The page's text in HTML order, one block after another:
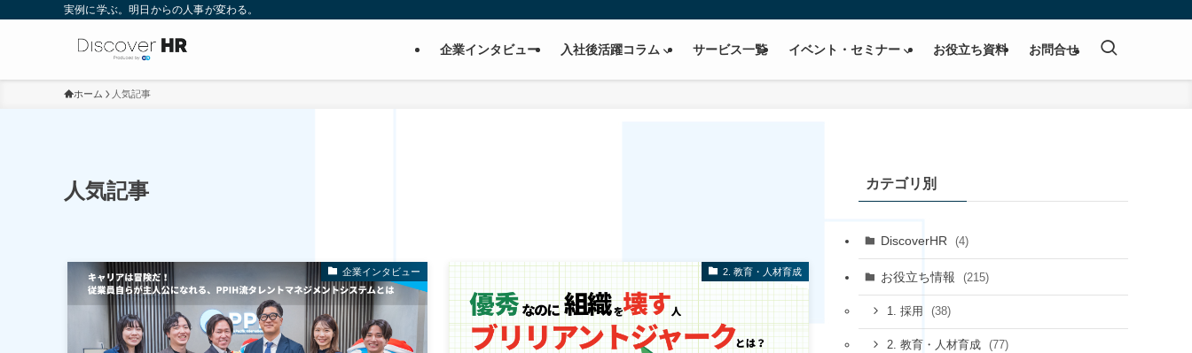
実例に学ぶ。明日からの人事が変わる。
企業インタビュー 入社後活躍コラム サービス一覧 イベント・セミナー お役立ち資料 お問合せ
ホーム 人気記事
人気記事
企業インタビュー 2. 教育・人材育成
カテゴリ別
DiscoverHR (4)
お役立ち情報 (215)
1. 採用 (38)
2. 教育・人材育成 (77)